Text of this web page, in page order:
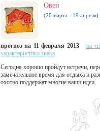
Овен
(20 марта - 19 апреля)
прогноз на 11 февраля 2013
на
характеристика знака
Сегодня хорошо пройдут встречи,
замечательное время для отдыха и
охотно поддержат многие ваши идеи.